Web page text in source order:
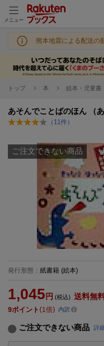
メニュー
熊本地震による配送の
トップ 本 絵本・児童書
あそんでことばのほん （
（ 11 件）
ご注文できない商品
発行形態 ： 紙書籍 (絵本)
1,045 円 (税込) 送料無
9ポイント 1倍 内訳
ご注文できない商品 詳